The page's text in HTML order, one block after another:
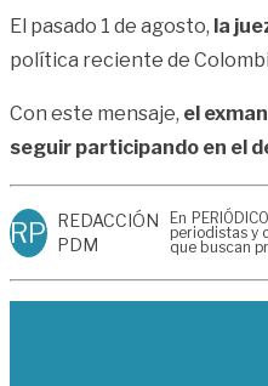
El pasado 1 de agosto, la
política reciente de
Con este mensaje, el
seguir participando en el
RP REDACCIÓN
PDM
En
periodistas y
que buscan